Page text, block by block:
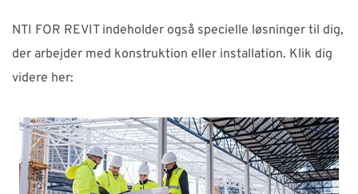
NTI FOR REVIT indeholder også specielle løsninger til dig,
der arbejder med konstruktion eller installation. Klik dig
videre her: